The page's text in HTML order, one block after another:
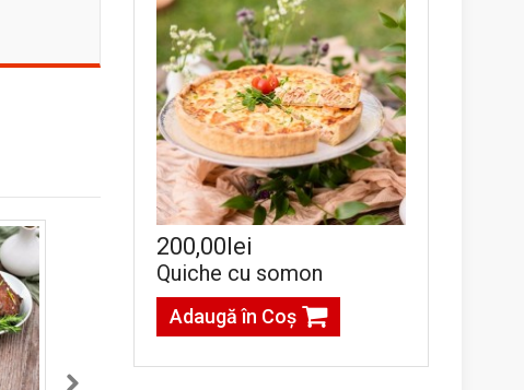
200,00lei
Quiche cu somon
Adaugă în Coş